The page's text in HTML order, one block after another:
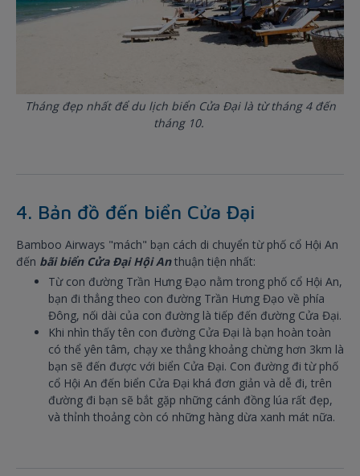
Tháng đẹp nhất để du lịch biển Cửa Đại là từ tháng 4 đến
tháng 10.
4. Bản đồ đến biển Cửa Đại
Bamboo Airways "mách" bạn cách di chuyển từ phố cổ Hội An
đến bãi biển Cửa Đại Hội Anthuận tiện nhất:
Từ con đường Trần Hưng Đạo nằm trong phố cổ Hội An,
bạn đi thẳng theo con đường Trần Hưng Đạo về phía
Đông, nối dài của con đường là tiếp đến đường Cửa Đại.
Khi nhìn thấy tên con đường Cửa Đại là bạn hoàn toàn
có thể yên tâm, chạy xe thẳng khoảng chừng hơn 3km là
bạn sẽ đến được với biển Cửa Đại. Con đường đi từ phố
cổ Hội An đến biển Cửa Đại khá đơn giản và dễ đi, trên
đường đi bạn sẽ bắt gặp những cánh đồng lúa rất đẹp,
và thỉnh thoảng còn có những hàng dừa xanh mát nữa.